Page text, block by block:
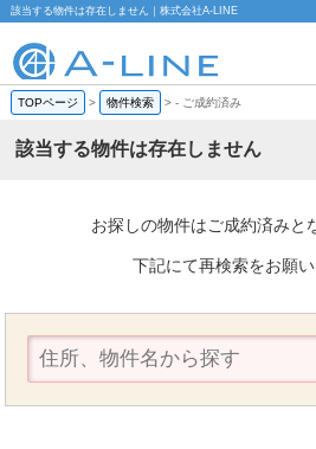
該当する物件は存在しません｜株式会社A-LINE
TOPページ > 物件検索 >- ご成約済み
該当する物件は存在しません
お探しの物件はご成約済みと
下記にて再検索をお願い